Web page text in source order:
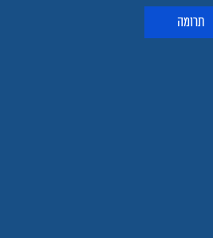
תרומה